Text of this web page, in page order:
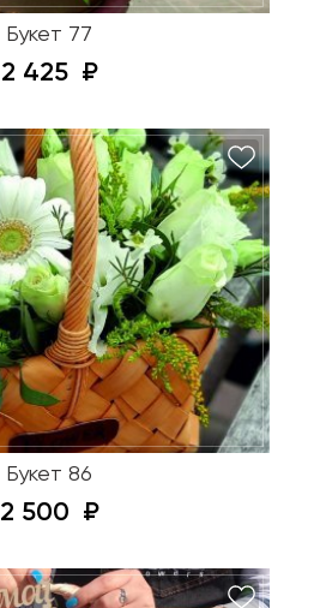
Букет 77
2 425
Букет 86
2 500